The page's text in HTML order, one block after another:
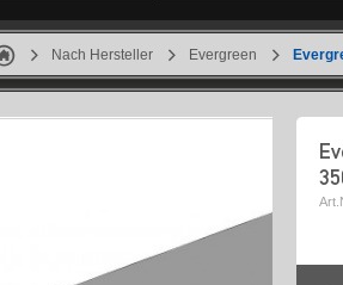
Nach Hersteller Evergreen